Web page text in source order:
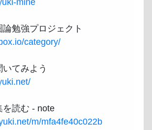
category/
m/mfa4fe40c022b